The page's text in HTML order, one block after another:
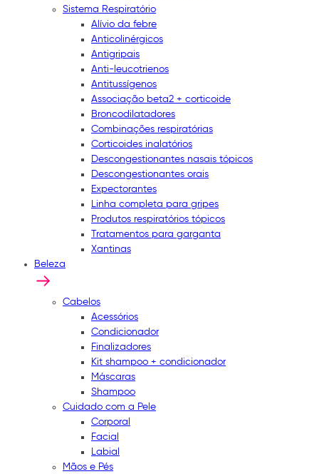
Sistema Respiratório
Alívio da febre
Anticolinérgicos
Antigripais
Anti-leucotrienos
Antitussígenos
Associação beta2 + corticoide
Broncodilatadores
Combinações respiratórias
Corticoides inalatórios
Descongestionantes nasais tópicos
Descongestionantes orais
Expectorantes
Linha completa para gripes
Produtos respiratórios tópicos
Tratamentos para garganta
Xantinas
Beleza
Cabelos
Acessórios
Condicionador
Finalizadores
Kit shampoo + condicionador
Máscaras
Shampoo
Cuidado com a Pele
Corporal
Facial
Labial
Mãos e Pés